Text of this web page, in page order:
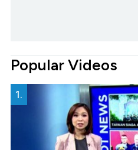
Popular Videos
1.